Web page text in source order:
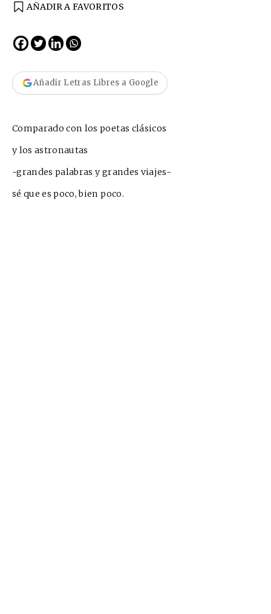
AÑADIR A FAVORITOS
Añadir Letras Libres a Google
Comparado con los poetas clásicos
y los astronautas
-grandes palabras y grandes viajes-
sé que es poco, bien poco.